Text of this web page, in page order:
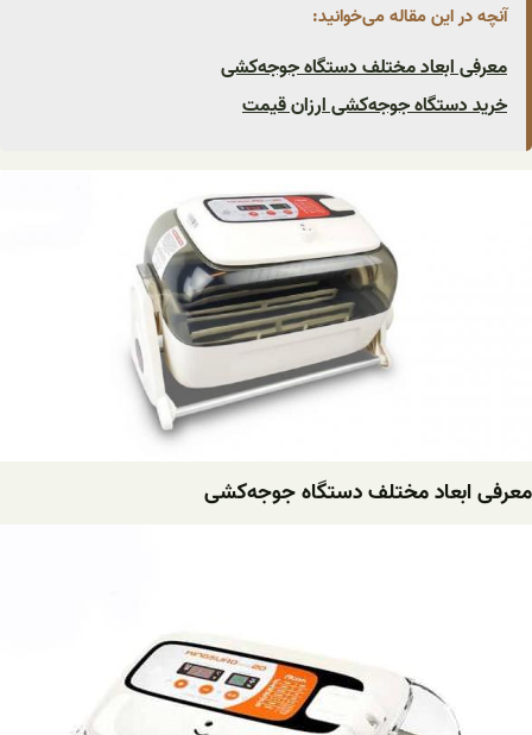
آنچه در این مقاله می‌خوانید:
معرفی ابعاد مختلف دستگاه ‌جوجه‌کشی
خرید دستگاه ‌جوجه‌کشی ‌ارزان قیمت
معرفی ابعاد مختلف دستگاه ‌جوجه‌کشی